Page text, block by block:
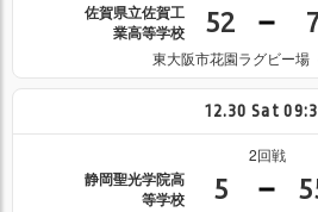
佐賀県立佐賀工
業高等学校
52
東大阪市花園ラグビー場
12.30 Sat
2回戦
静岡聖光学院高
等学校
5